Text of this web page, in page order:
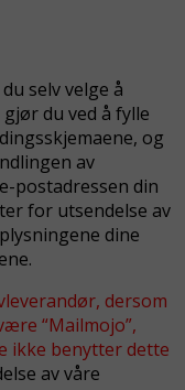
selv velge å
du ved å fylle
og
av
postadressen din
for utsendelse av
dine
dersom
“Mailmojo”,
ikke benytter dette
av våre